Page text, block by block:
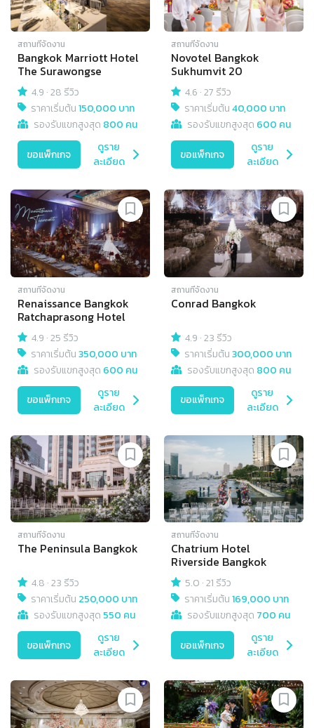
สถานที่จัดงาน
Bangkok Marriott Hotel
The Surawongse
4.9 ·28 รีวิว
ราคาเริ่มต้น150,000 บาท
รองรับแขกสูงสุด 800 คน
ขอแพ็กเกจ
ดูราย
ละเอียด
สถานที่จัดงาน
Novotel Bangkok
Sukhumvit 20
4.6 ·27 รีวิว
ราคาเริ่มต้น40,000 บาท
รองรับแขกสูงสุด 600 คน
ขอแพ็กเกจ
ดูราย
ละเอียด
สถานที่จัดงาน
Renaissance Bangkok
Ratchaprasong Hotel
4.9 ·25 รีวิว
ราคาเริ่มต้น350,000 บาท
รองรับแขกสูงสุด 600 คน
ขอแพ็กเกจ
ดูราย
ละเอียด
สถานที่จัดงาน
Conrad Bangkok
4.9 ·23 รีวิว
ราคาเริ่มต้น300,000 บาท
รองรับแขกสูงสุด 800 คน
ขอแพ็กเกจ
ดูราย
ละเอียด
สถานที่จัดงาน
The Peninsula Bangkok
4.8 ·23 รีวิว
ราคาเริ่มต้น 250,000 บาท
รองรับแขกสูงสุด 550 คน
ขอแพ็กเกจ
ดูราย
ละเอียด
สถานที่จัดงาน
Chatrium Hotel
Riverside Bangkok
5.0 ·21 รีวิว
ราคาเริ่มต้น169,000 บาท
รองรับแขกสูงสุด 700 คน
ขอแพ็กเกจ
ดูราย
ละเอียด